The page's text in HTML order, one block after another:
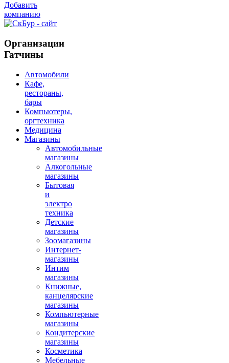
Добавить
компанию
Организации
Гатчины
Автомобили
Кафе,
рестораны,
бары
Компьютеры,
оргтехника
Медицина
Магазины
Автомобильные
магазины
Алкогольные
магазины
Бытовая
и
электро
техника
Детские
магазины
Зоомагазины
Интернет-
магазины
Интим
магазины
Книжные,
канцелярские
магазины
Компьютерные
магазины
Кондитерские
магазины
Косметика
Мебельные